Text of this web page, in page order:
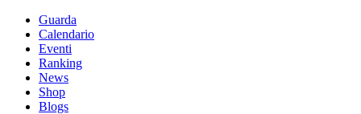
Guarda
Calendario
Eventi
Ranking
News
Shop
Blogs